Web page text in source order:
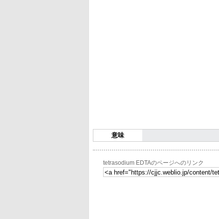
意味
tetrasodium EDTAのページへのリンク